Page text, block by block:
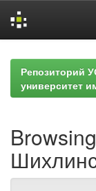
navigationРепозиторий
университет